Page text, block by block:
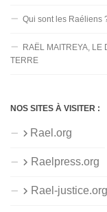
Qui sont les Raéliens
RAËL MAITREYA,
TERRE
NOS SITES À VISITER :
Rael.org
Raelpress.org
Rael-